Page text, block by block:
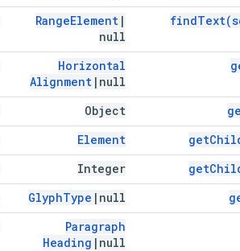
findText(
RangeElement |
null
Horizontal
Alignment | null
Object
get
Element
get
Integer
GlyphType | null
Paragraph
Heading | null